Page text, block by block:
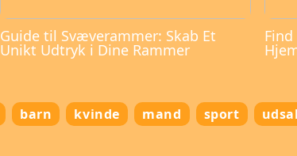
Guide til Svæverammer: Skab Et
Unikt Udtryk i Dine Rammer
barn kvinde mand sport